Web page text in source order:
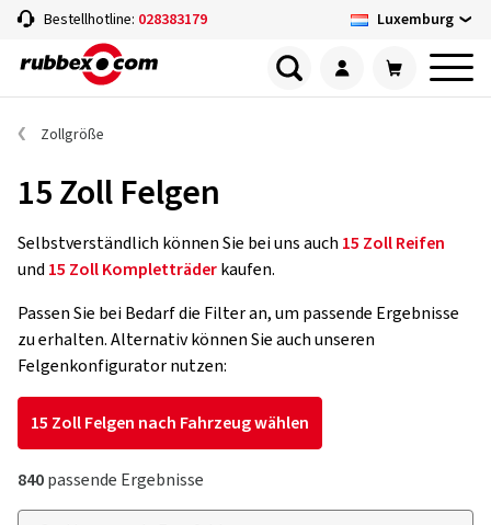
Bestellhotline: 028383179 Luxemburg
Zollgröße
15 Zoll Felgen
Selbstverständlich können Sie bei uns auch 15 Zoll Reifen
und 15 Zoll Kompletträderkaufen.
Passen Sie bei Bedarf die Filter an, um passende Ergebnisse
zu erhalten. Alternativ können Sie auch unseren
Felgenkonfigurator nutzen:
15 Zoll Felgen nach Fahrzeug wählen
840passende Ergebnisse